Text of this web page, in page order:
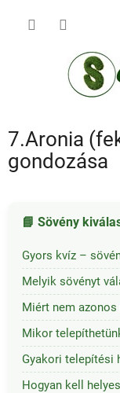
7.Aronia
gondozása
📘 Sövény
Gyors kvíz –
Melyik sövényt
Miért nem
Mikor
Gyakori telepítési
Hogyan kell